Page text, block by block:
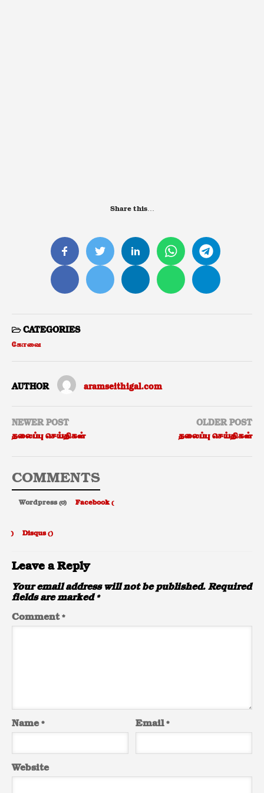
Share this…
CATEGORIES
கோவை
AUTHOR aramseithigal.com
NEWER POST
தலைப்பு செய்திகள்
OLDER POST
தலைப்பு செய்திகள்
COMMENTS
Wordpress (0) Facebook (
) Disqus ( )
Leave a Reply
Your email address will not be published. Required
fields are marked *
Comment*
Name* Email*
Website